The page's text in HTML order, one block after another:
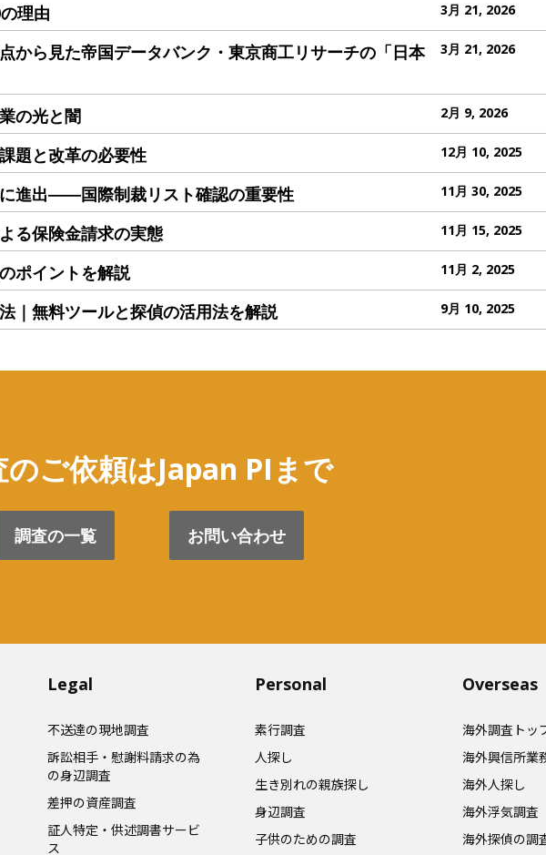
理由 3月 21, 2026
から見た帝国データバンク・東京商工リサーチの「日本
3月 21, 2026
の光と闇 2月 9, 2026
題と改革の必要性 12月 10, 2025
進出――国際制裁リスト確認の重要性 11月 30, 2025
る保険金請求の実態 11月 15, 2025
ポイントを解説 11月 2, 2025
｜無料ツールと探偵の活用法を解説 9月 10, 2025
のご依頼はJapan PIまで
調査の一覧 お問い合わせ
Legal
不送達の現地調査
訴訟相手・慰謝料請求の為
の身辺調査
差押の資産調査
証人特定・供述調書サービ
ス
Personal
素行調査
人探し
生き別れの親族探し
身辺調査
子供のための調査
Overseas​
海外調査トッ
海外興信所業
海外人探し
海外浮気調査
海外探偵の調